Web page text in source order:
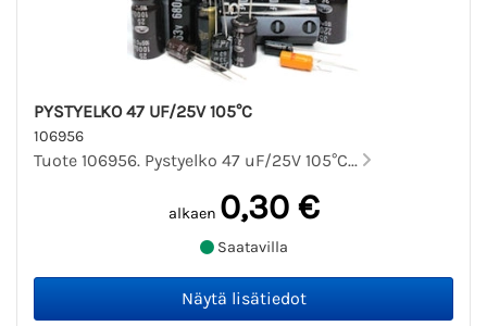
PYSTYELKO 47 UF/25V 105°C
106956
Tuote 106956. Pystyelko 47 uF/25V 105°C...
alkaen 0,30 €
Saatavilla